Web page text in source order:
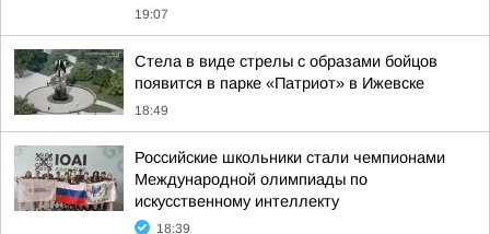
19:07
Стела в виде стрелы с образами бойцов
появится в парке «Патриот» в Ижевске
18:49
Российские школьники стали чемпионами
Международной олимпиады по
искусственному интеллекту
18:39